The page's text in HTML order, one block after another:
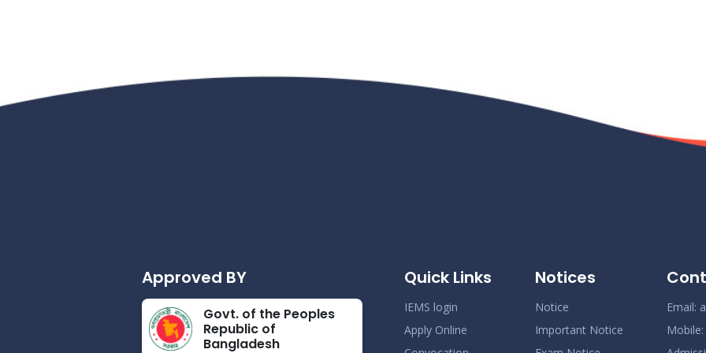
Approved BY
Govt. of the Peoples
Republic of
Bangladesh
Quick Links
IEMS login
Apply Online
Notices
Notice
Important Notice
Email:
Mobile: